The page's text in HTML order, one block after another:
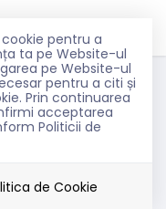
pentru a
ta pe Website-ul
pe Website-ul
pentru a citi și
Prin continuarea
acceptarea
Politicii de
de Cookie